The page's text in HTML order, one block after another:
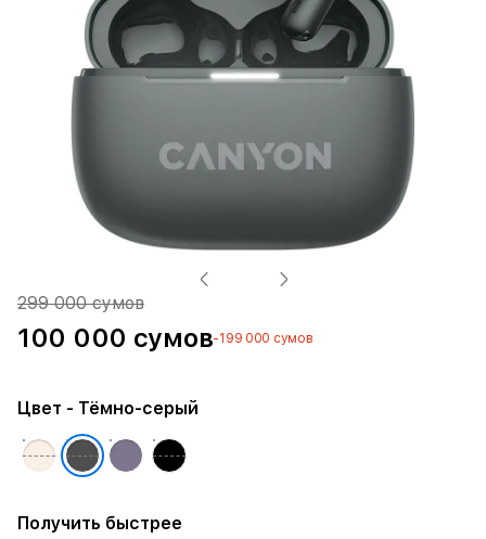
299 000 сумов
100 000 сумов-199 000 сумов
Цвет - Тёмно-серый
Получить быстрее